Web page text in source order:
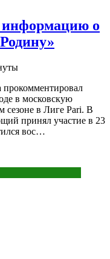
информацию о
в московскую
в Лиге Pari. В
принял участие в 23
вос…